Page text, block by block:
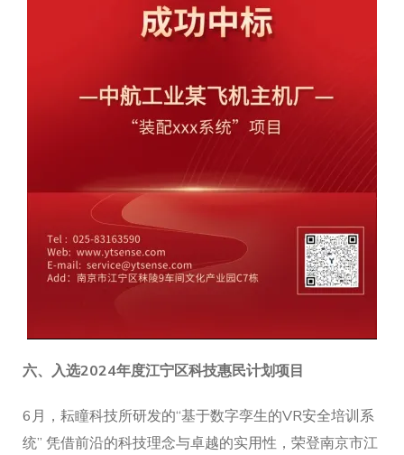
六、 入选2024年度江宁区科技惠民计划项目
6月，耘瞳科技所研发的“基于数字孪生的VR安全培训系
统” 凭借前沿的科技理念与卓越的实用性，荣登南京市江